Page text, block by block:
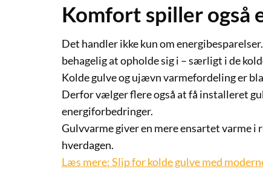
Komfort spiller også
Det handler ikke kun om
behagelig at opholde sig i – særligt i de
Kolde gulve og ujævn varmefordeling er
Derfor vælger flere også at få installeret
energiforbedringer.
Gulvvarme giver en mere ensartet varme
hverdagen.
Læs mere: Slip for kolde gulve med